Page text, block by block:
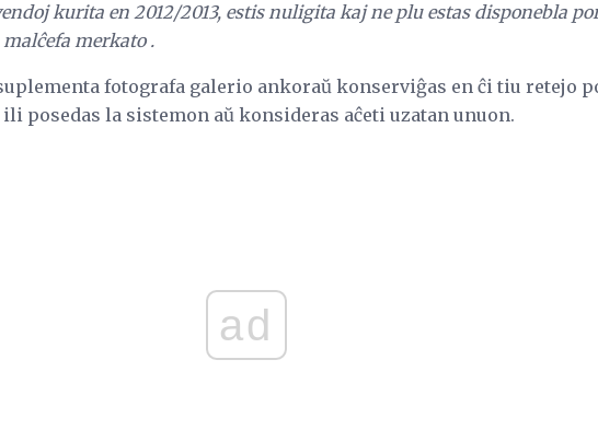
kurita en 2012/2013, estis nuligita kaj ne plu estas disponebla
merkato .
fotografa galerio ankoraŭ konserviĝas en ĉi tiu retejo
posedas la sistemon aŭ konsideras aĉeti uzatan unuon.
ad